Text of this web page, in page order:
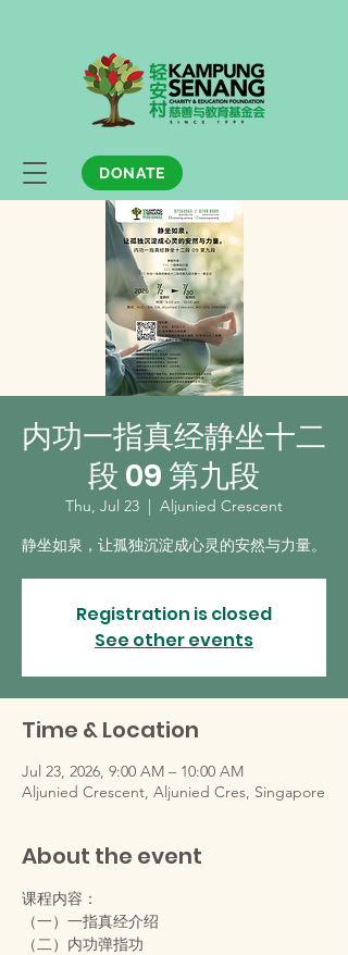
DONATE
内功一指真经静坐十二
段 09 第九段
Thu, Jul 23
  |
Aljunied Crescent
静坐如泉，让孤独沉淀成心灵的安然与力量。
Registration is closed
See other events
Time & Location
Jul 23, 2026, 9:00 AM – 10:00 AM
Aljunied Crescent, Aljunied Cres, Singapore
About the event
课程内容：
（一）一指真经介绍
（二）内功弹指功